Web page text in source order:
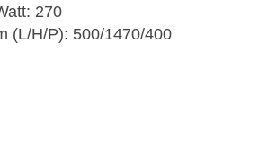
270
(L/H/P): 500/1470/400